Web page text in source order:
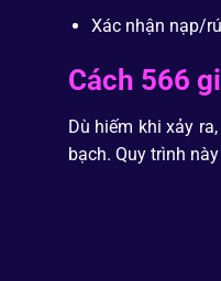
Xác nhận nạp/
Cách 566
Dù hiếm khi xảy
bạch. Quy trình